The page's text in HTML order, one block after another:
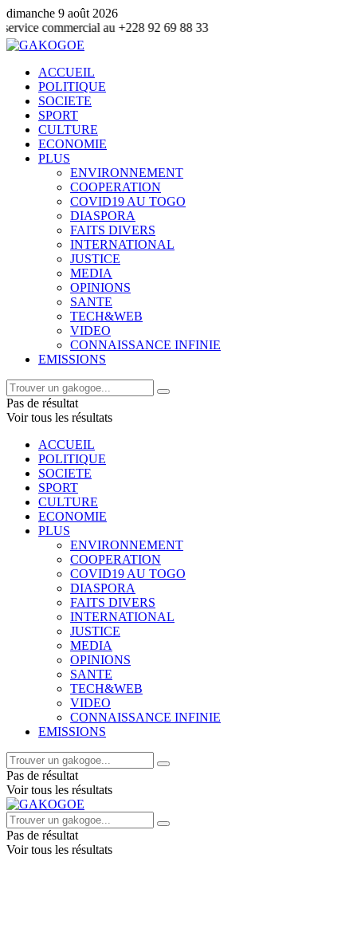
dimanche 9 août 2026
au +228 92 69 88 33
ACCUEIL
POLITIQUE
SOCIETE
SPORT
CULTURE
ECONOMIE
PLUS
ENVIRONNEMENT
COOPERATION
COVID19 AU TOGO
DIASPORA
FAITS DIVERS
INTERNATIONAL
JUSTICE
MEDIA
OPINIONS
SANTE
TECH&WEB
VIDEO
CONNAISSANCE INFINIE
EMISSIONS
Pas de résultat
Voir tous les résultats
ACCUEIL
POLITIQUE
SOCIETE
SPORT
CULTURE
ECONOMIE
PLUS
ENVIRONNEMENT
COOPERATION
COVID19 AU TOGO
DIASPORA
FAITS DIVERS
INTERNATIONAL
JUSTICE
MEDIA
OPINIONS
SANTE
TECH&WEB
VIDEO
CONNAISSANCE INFINIE
EMISSIONS
Pas de résultat
Voir tous les résultats
Pas de résultat
Voir tous les résultats